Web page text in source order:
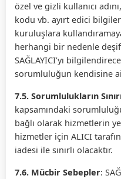
özel ve gizli kullanıcı
kodu vb. ayırt edici
kuruluşlara
herhangi bir nedenle
SAĞLAYICI’yı
sorumluluğun kendisine
7.5. Sorumlulukların
kapsamındaki
bağlı olarak hizmetlerin
hizmetler için ALICI
iadesi ile sınırlı olacaktır.
7.6. Mücbir Sebepler: